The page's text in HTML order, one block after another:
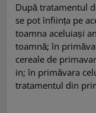
După tratamentul
se pot înființa pe
toamna aceluiași
toamnă; în
cereale de
in; în primăvara
tratamentul din